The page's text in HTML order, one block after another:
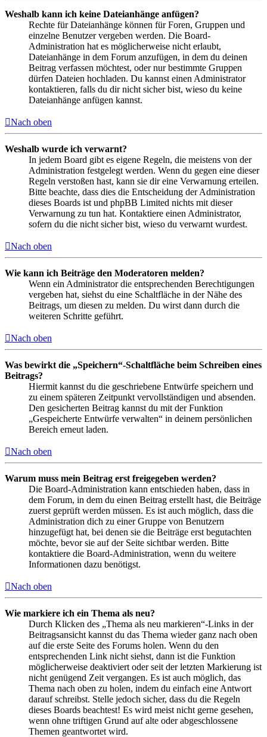
Weshalb kann ich keine Dateianhänge anfügen?
Rechte für Dateianhänge können für Foren, Gruppen und
einzelne Benutzer vergeben werden. Die Board-
Administration hat es möglicherweise nicht erlaubt,
Dateianhänge in dem Forum anzufügen, in dem du deinen
Beitrag verfassen möchtest, oder nur bestimmte Gruppen
dürfen Dateien hochladen. Du kannst einen Administrator
kontaktieren, falls du dir nicht sicher bist, wieso du keine
Dateianhänge anfügen kannst.
Nach oben
Weshalb wurde ich verwarnt?
In jedem Board gibt es eigene Regeln, die meistens von der
Administration festgelegt werden. Wenn du gegen eine dieser
Regeln verstoßen hast, kann sie dir eine Verwarnung erteilen.
Bitte beachte, dass dies die Entscheidung der Administration
dieses Boards ist und phpBB Limited nichts mit dieser
Verwarnung zu tun hat. Kontaktiere einen Administrator,
sofern du die nicht sicher bist, wieso du verwarnt wurdest.
Nach oben
Wie kann ich Beiträge den Moderatoren melden?
Wenn ein Administrator die entsprechenden Berechtigungen
vergeben hat, siehst du eine Schaltfläche in der Nähe des
Beitrags, um diesen zu melden. Du wirst dann durch die
weiteren Schritte geführt.
Nach oben
Was bewirkt die „Speichern“-Schaltfläche beim Schreiben eines
Beitrags?
Hiermit kannst du die geschriebene Entwürfe speichern und
zu einem späteren Zeitpunkt vervollständigen und absenden.
Den gesicherten Beitrag kannst du mit der Funktion
„Gespeicherte Entwürfe verwalten“ in deinem persönlichen
Bereich erneut laden.
Nach oben
Warum muss mein Beitrag erst freigegeben werden?
Die Board-Administration kann entschieden haben, dass in
dem Forum, in dem du einen Beitrag erstellt hast, die Beiträge
zuerst geprüft werden müssen. Es ist auch möglich, dass die
Administration dich zu einer Gruppe von Benutzern
hinzugefügt hat, bei denen sie die Beiträge erst begutachten
möchte, bevor sie auf der Seite sichtbar werden. Bitte
kontaktiere die Board-Administration, wenn du weitere
Informationen dazu benötigst.
Nach oben
Wie markiere ich ein Thema als neu?
Durch Klicken des „Thema als neu markieren“-Links in der
Beitragsansicht kannst du das Thema wieder ganz nach oben
auf die erste Seite des Forums holen. Wenn du den
entsprechenden Link nicht siehst, dann ist die Funktion
möglicherweise deaktiviert oder seit der letzten Markierung ist
nicht genügend Zeit vergangen. Es ist auch möglich, das
Thema nach oben zu holen, indem du einfach eine Antwort
darauf schreibst. Stelle jedoch sicher, dass du die Regeln
dieses Boards beachtest! Es wird meist nicht gerne gesehen,
wenn ohne triftigen Grund auf alte oder abgeschlossene
Themen geantwortet wird.